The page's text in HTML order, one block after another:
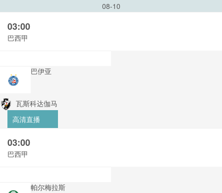
08-10
03:00
巴西甲
巴伊亚
瓦斯科达伽马
高清直播
03:00
巴西甲
帕尔梅拉斯